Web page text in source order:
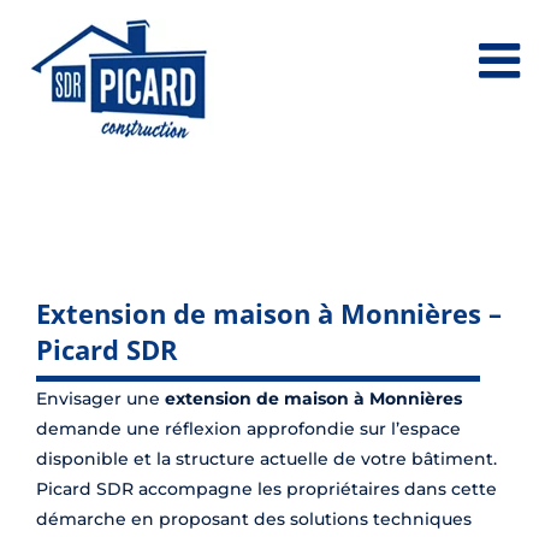
contenu
Extension de maison à Monnières –
Picard SDR
Envisager une extension de maison à Monnières
demande une réflexion approfondie sur l’espace
disponible et la structure actuelle de votre bâtiment.
Picard SDR accompagne les propriétaires dans cette
démarche en proposant des solutions techniques